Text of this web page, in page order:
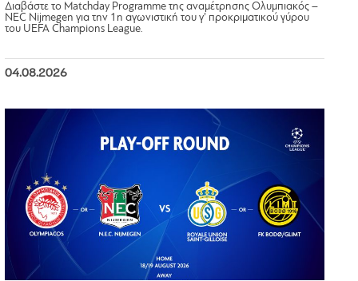
Διαβάστε το Matchday Programme της αναμέτρησης Ολυμπιακός –
NEC Nijmegen για την 1η αγωνιστική του γ’ προκριματικού γύρου
του UEFA Champions League.
04.08.2026